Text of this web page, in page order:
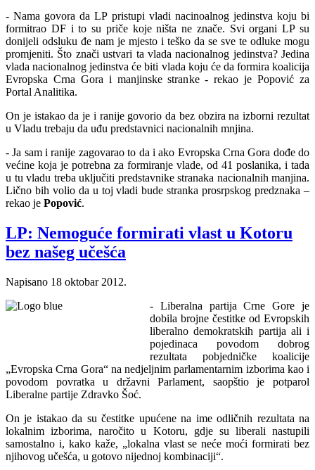
- Nama govora da LP pristupi vladi nacinoalnog jedinstva koju bi
formitrao DF i to su priče koje ništa ne znače. Svi organi LP su
donijeli odsluku đe nam je mjesto i teško da se sve te odluke mogu
promjeniti. Što znači ustvari ta vlada nacionalnog jedinstva? Jedina
vlada nacionalnog jedinstva će biti vlada koju će da formira koalicija
Evropska Crna Gora i manjinske stranke - rekao je Popović za
Portal Analitika.
On je istakao da je i ranije govorio da bez obzira na izborni rezultat
u Vladu trebaju da uđu predstavnici nacionalnih mnjina.
- Ja sam i ranije zagovarao to da i ako Evropska Crna Gora dođe do
većine koja je potrebna za formiranje vlade, od 41 poslanika, i tada
u tu vladu treba uključiti predstavnike stranaka nacionalnih manjina.
Lično bih volio da u toj vladi bude stranka prosrpskog predznaka –
rekao je Popović.
LP: Nemoguće formirati vlast u Kotoru
bez našeg učešća
Napisano 18 oktobar 2012.
- Liberalna partija Crne Gore je
dobila brojne čestitke od Evropskih
liberalno demokratskih partija ali i
pojedinaca povodom dobrog
rezultata pobjedničke koalicije
„Evropska Crna Gora“ na nedjeljnim parlamentarnim izborima kao i
povodom povratka u državni Parlament, saopštio je potparol
Liberalne partije Zdravko Šoć.
On je istakao da su čestitke upućene na ime odličnih rezultata na
lokalnim izborima, naročito u Kotoru, gdje su liberali nastupili
samostalno i, kako kaže, „lokalna vlast se neće moći formirati bez
njihovog učešća, u gotovo nijednoj kombinaciji“.